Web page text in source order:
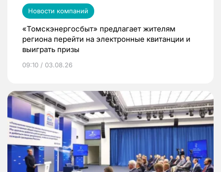
Новости компаний
«Томскэнергосбыт» предлагает жителям
региона перейти на электронные квитанции и
выиграть призы
09:10 / 03.08.26